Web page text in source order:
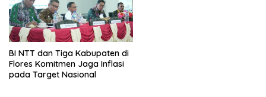
BI NTT dan Tiga Kabupaten di
Flores Komitmen Jaga Inflasi
pada Target Nasional